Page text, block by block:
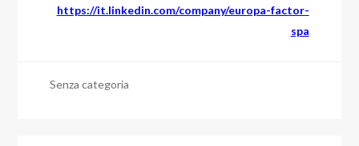
https://it.linkedin.com/company/europa-factor-
spa
Senza categoria